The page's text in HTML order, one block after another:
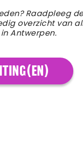
Raadpleeg
overzicht van
Antwerpen.